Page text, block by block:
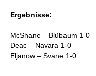
Ergebnisse:
McShane – Blübaum 1-0
Deac – Navara 1-0
Eljanow – Svane 1-0